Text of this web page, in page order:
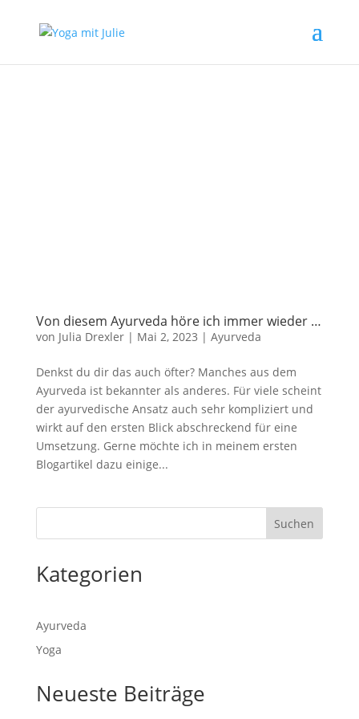
Von diesem Ayurveda höre ich immer wieder …
von Julia Drexler| Mai 2, 2023 | Ayurveda
Denkst du dir das auch öfter? Manches aus dem
Ayurveda ist bekannter als anderes. Für viele scheint
der ayurvedische Ansatz auch sehr kompliziert und
wirkt auf den ersten Blick abschreckend für eine
Umsetzung. Gerne möchte ich in meinem ersten
Blogartikel dazu einige...
Suchen
Kategorien
Ayurveda
Yoga
Neueste Beiträge